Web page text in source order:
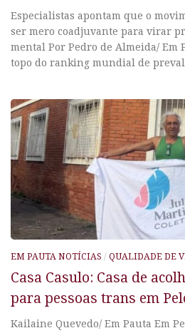
Especialistas apontam que o
ser mero coadjuvante para virar
mental Por Pedro de Almeida/ Em
topo do ranking mundial de
EM PAUTA NOTÍCIAS / QUALIDADE DE
Casa Casulo: Casa de
para pessoas trans em
Kailaine Quevedo/ Em Pauta Em